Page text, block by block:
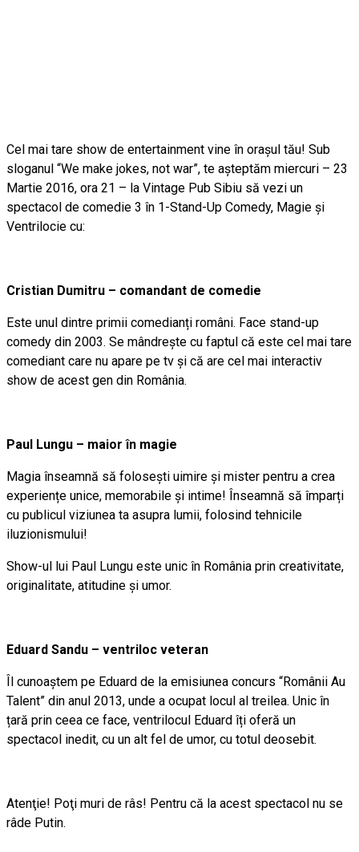
Cel mai tare show de entertainment vine în orașul tău! Sub
sloganul “We make jokes, not war”, te așteptăm miercuri – 23
Martie 2016, ora 21 – la Vintage Pub Sibiu să vezi un
spectacol de comedie 3 în 1-Stand-Up Comedy, Magie și
Ventrilocie cu:
Cristian Dumitru – comandant de comedie
Este unul dintre primii comedianți români. Face stand-up
comedy din 2003. Se mândrește cu faptul că este cel mai tare
comediant care nu apare pe tv și că are cel mai interactiv
show de acest gen din România.
Paul Lungu – maior în magie
Magia înseamnă să folosești uimire și mister pentru a crea
experiențe unice, memorabile și intime! Înseamnă să împarți
cu publicul viziunea ta asupra lumii, folosind tehnicile
iluzionismului!
Show-ul lui Paul Lungu este unic în România prin creativitate,
originalitate, atitudine și umor.
Eduard Sandu – ventriloc veteran
Îl cunoaștem pe Eduard de la emisiunea concurs “Românii Au
Talent” din anul 2013, unde a ocupat locul al treilea. Unic în
țară prin ceea ce face, ventrilocul Eduard îți oferă un
spectacol inedit, cu un alt fel de umor, cu totul deosebit.
Atenţie! Poţi muri de râs! Pentru că la acest spectacol nu se
râde Putin.